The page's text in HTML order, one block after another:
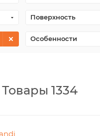
Поверхность
Особенности
Товары 1334